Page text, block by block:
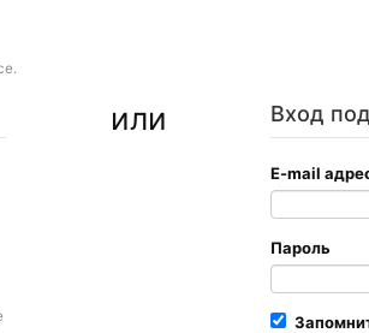
или Вход
E-mail
Пароль